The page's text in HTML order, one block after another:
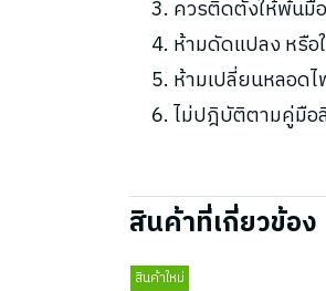
ควรติดตั้งให้พ้นมื
ห้ามดัดแปลง หรื
ห้ามเปลี่ยนหลอด
ไม่ปฎิบัติตามคู่มือ
สินค้าที่เกี่ยวข้อง
สินค้าใหม่